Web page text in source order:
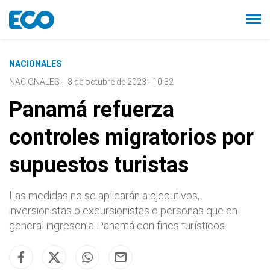
NACIONALES
NACIONALES - 3 de octubre de 2023 - 10:32
Panamá refuerza
controles migratorios por
supuestos turistas
Las medidas no se aplicarán a ejecutivos,
inversionistas o excursionistas o personas que en
general ingresen a Panamá con fines turísticos.